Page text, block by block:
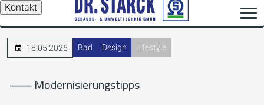
Kontakt
18.05.2026 Bad Design Lifestyle
⸺ Modernisierungstipps